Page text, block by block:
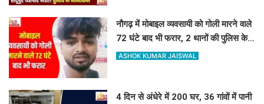
नौगढ़ में मोबाइल व्यवसायी को गोली मारने वाले
72 घंटे बाद भी फरार, 2 थानों की पुलिस के
हाथ खाली
ASHOK KUMAR JAISWAL
4 दिन से अंधेरे में 200 घर, 36 गांवों में पानी